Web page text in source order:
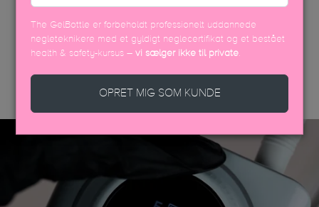
DISCOVER MORE
The GelBottle er forbeholdt professionelt uddannede
negleteknikere med et gyldigt neglecertifikat og et bestået
health & safety-kursus –vi sælger ikke til private.
OPRET MIG SOM KUNDE